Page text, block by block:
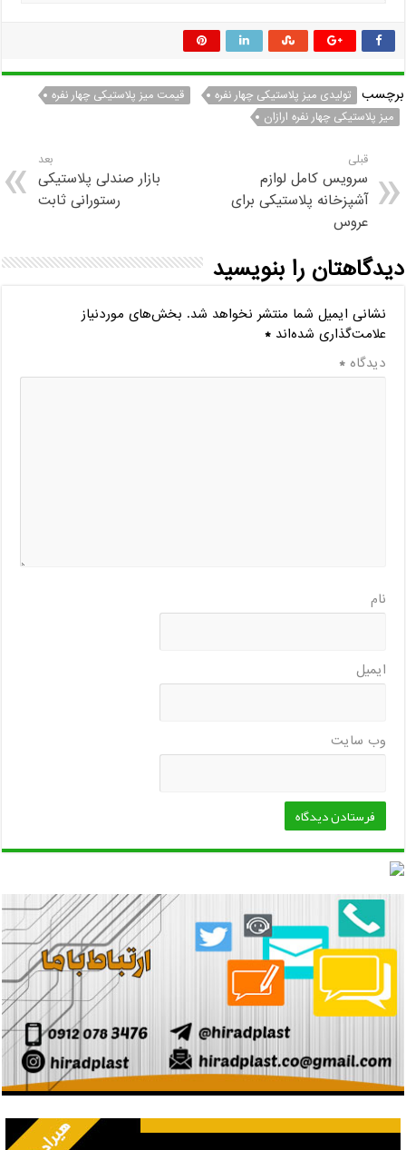
برچسب تولیدی میز پلاستیکی چهار نفره
قیمت میز پلاستیکی چهار نفره
میز پلاستیکی چهار نفره ارازان
قبلی
سرویس کامل لوازم
آشپزخانه پلاستیکی برای
عروس
بعد
بازار صندلی پلاستیکی
رستورانی ثابت
دیدگاهتان را بنویسید
نشانی ایمیل شما منتشر نخواهد شد. بخش‌های موردنیاز
علامت‌گذاری شده‌اند*
دیدگاه*
نام
ایمیل
وب‌ سایت